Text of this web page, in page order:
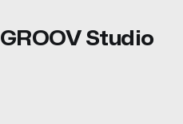
GROOV Studio